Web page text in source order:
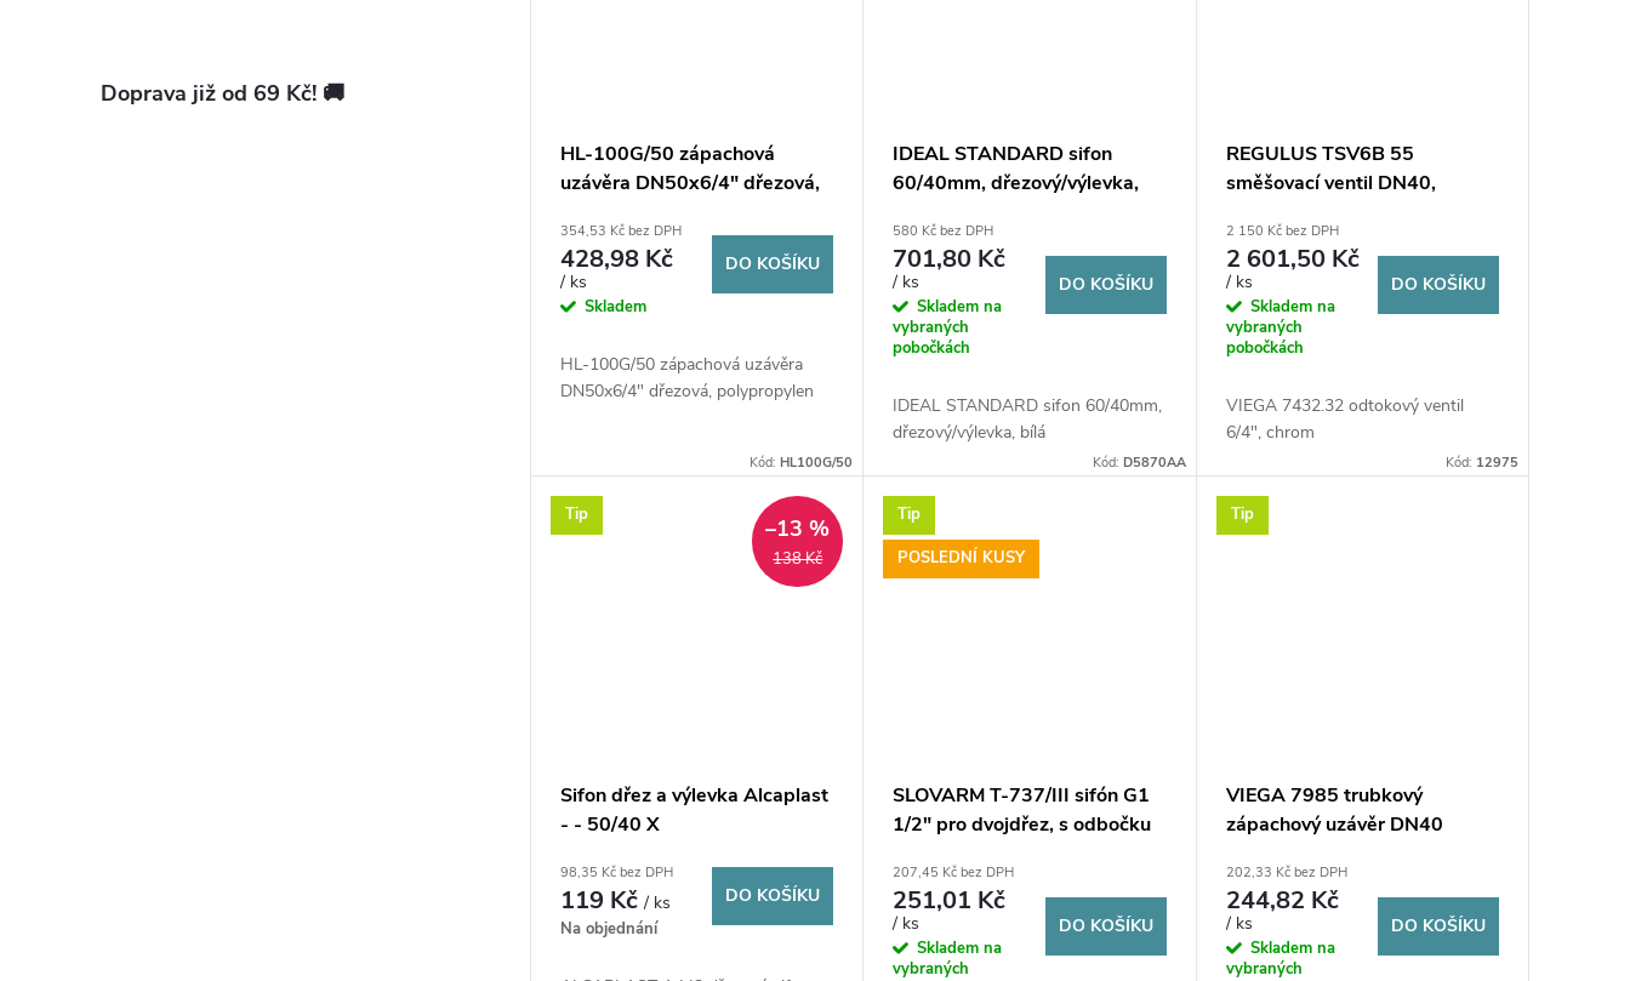
Doprava již od 69 Kč! 🚚
HL-100G/50 zápachová
uzávěra DN50x6/4" dřezová,
354,53 Kč bez DPH
428,98 Kč
/ ks
Skladem
DO KOŠÍKU
HL-100G/50 zápachová uzávěra
DN50x6/4" dřezová, polypropylen
Kód:HL100G/50
IDEAL STANDARD sifon
60/40mm, dřezový/výlevka,
580 Kč bez DPH
701,80 Kč
/ ks
Skladem na
vybraných
pobočkách
DO KOŠÍKU
IDEAL STANDARD sifon 60/40mm,
dřezový/výlevka, bílá
Kód: D5870AA
REGULUS TSV6B 55
směšovací ventil DN40,
termostatický, závitový, voda,
mosaz
2 150 Kč bez DPH
2 601,50 Kč
/ ks
Skladem na
vybraných
pobočkách
DO KOŠÍKU
VIEGA 7432.32 odtokový ventil
6/4", chrom
Kód: 12975
Tip
138 Kč
–13 %
Sifon dřez a výlevka Alcaplast
- - 50/40 X
98,35 Kč bez DPH
119 Kč/ ks
Na objednání
DO KOŠÍKU
Tip
POSLEDNÍ KUSY
SLOVARM T-737/III sifón G1
1/2" pro dvojdřez, s odbočku
207,45 Kč bez DPH
251,01 Kč
/ ks
Skladem na
vybraných
DO KOŠÍKU
Tip
VIEGA 7985 trubkový
zápachový uzávěr DN40
202,33 Kč bez DPH
244,82 Kč
/ ks
Skladem na
vybraných
DO KOŠÍKU